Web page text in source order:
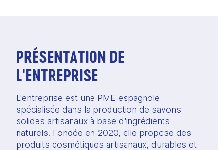
PRÉSENTATION DE
L'ENTREPRISE
L'entreprise est une PME espagnole
spécialisée dans la production de savons
solides artisanaux à base d'ingrédients
naturels. Fondée en 2020, elle propose des
produits cosmétiques artisanaux, durables et